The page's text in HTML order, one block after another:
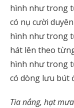
hình như trong
có nụ cười
hình như trong
hát lên theo
hình như trong
có dòng lưu bút
Tia nắng, hạt mưa